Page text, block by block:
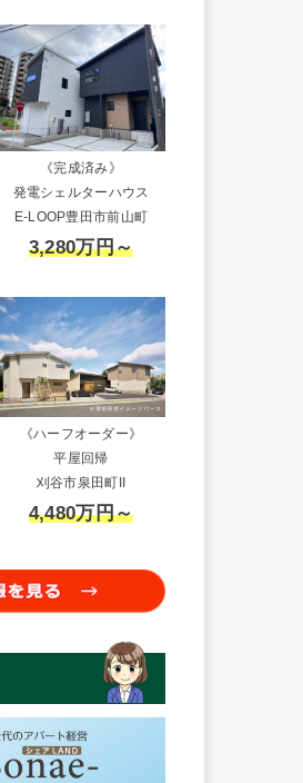
《完成済み》
発電シェルターハウス
E-LOOP豊田市前山町
3,280万円～
《ハーフオーダー》
平屋回帰
刈谷市泉田町II
4,480万円～